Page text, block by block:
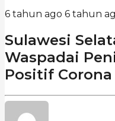
6 tahun ago 6 tahun
Sulawesi
Waspadai
Positif Corona